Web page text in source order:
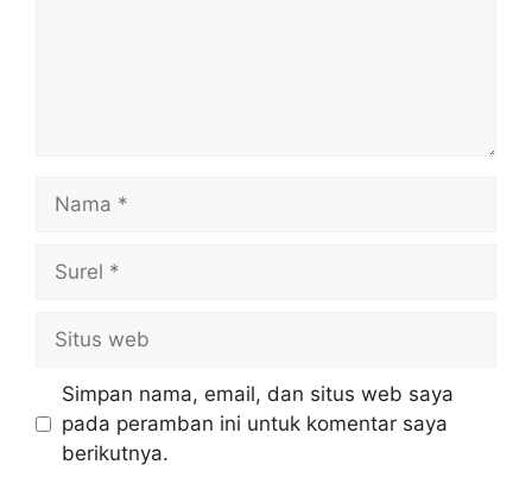
Nama
Surel
Situs
web
Simpan nama, email, dan situs web saya
pada peramban ini untuk komentar saya
berikutnya.